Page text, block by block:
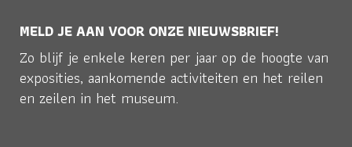
MELD JE AAN VOOR ONZE NIEUWSBRIEF!
Zo blijf je enkele keren per jaar op de hoogte van
exposities, aankomende activiteiten en het reilen
en zeilen in het museum.